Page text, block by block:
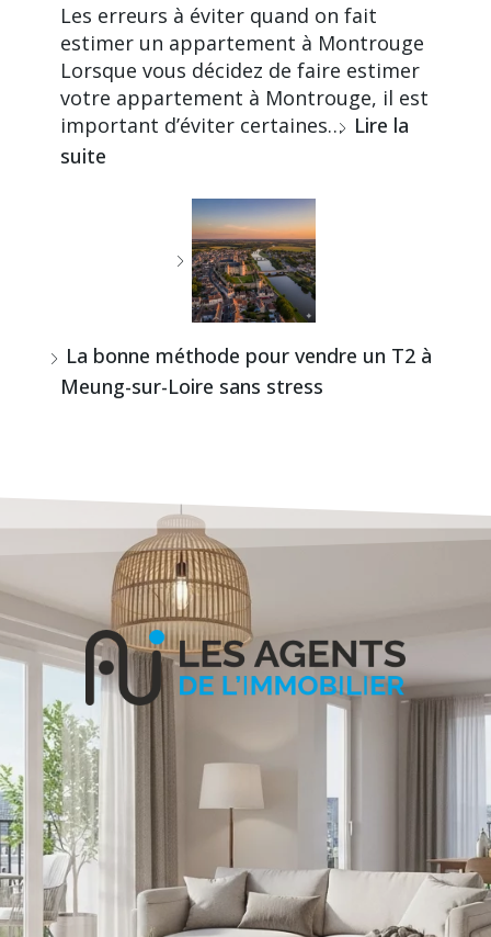
Les erreurs à éviter quand on fait
estimer un appartement à Montrouge
Lorsque vous décidez de faire estimer
votre appartement à Montrouge, il est
important d’éviter certaines… Lire la
suite
La bonne méthode pour vendre un T2 à
Meung-sur-Loire sans stress